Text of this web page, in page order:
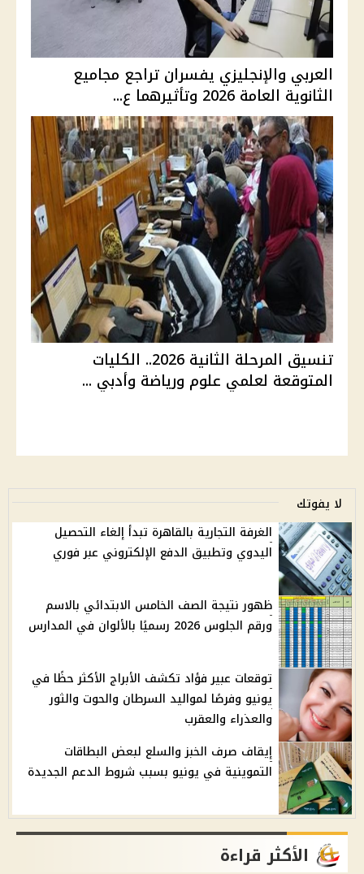
العربي والإنجليزي يفسران تراجع مجاميع
الثانوية العامة 2026 وتأثيرهما ع...
تنسيق المرحلة الثانية 2026.. الكليات
المتوقعة لعلمي علوم ورياضة وأدبي ...
لا يفوتك
الغرفة التجارية بالقاهرة تبدأ إلغاء التحصيل
اليدوي وتطبيق الدفع الإلكتروني عبر فوري
ظهور نتيجة الصف الخامس الابتدائي بالاسم
ورقم الجلوس 2026 رسميًا بالألوان في المدارس
توقعات عبير فؤاد تكشف الأبراج الأكثر حظًا في
يونيو وفرصًا لمواليد السرطان والحوت والثور
والعذراء والعقرب
إيقاف صرف الخبز والسلع لبعض البطاقات
التموينية في يونيو بسبب شروط الدعم الجديدة
الأكثر قراءة